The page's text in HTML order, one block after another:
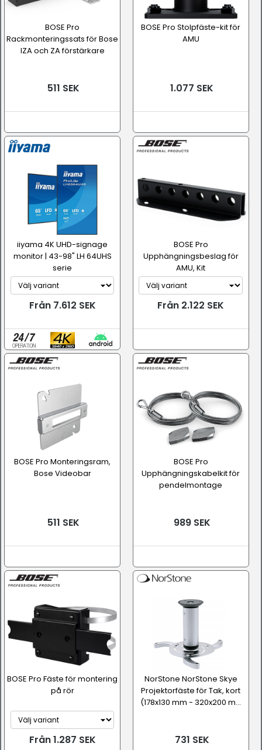
BOSE Pro
Rackmonteringssats för Bose
IZA och ZA förstärkare
511 SEK
BOSE Pro Stolpfäste-kit för
AMU
1.077 SEK
iiyama 4K UHD-signage
monitor | 43-98" LH 64UHS
serie
Från 7.612 SEK
BOSE Pro
Upphängningsbeslag för
AMU, Kit
Från 2.122 SEK
BOSE Pro Monteringsram,
Bose Videobar
511 SEK
BOSE Pro
Upphängningskabelkit för
pendelmontage
989 SEK
BOSE Pro Fäste för montering
på rör
Från 1.287 SEK
NorStone NorStone Skye
Projektorfäste för Tak, kort
(178x130 mm - 320x200 m...
731 SEK